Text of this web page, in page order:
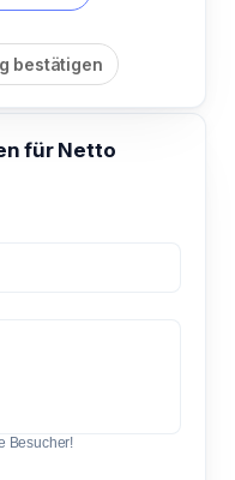
bestätigen
für Netto
Besucher!